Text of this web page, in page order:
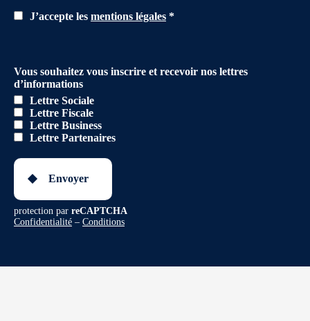
J’accepte les mentions légales *
Vous souhaitez vous inscrire et recevoir nos lettres
d’informations
Lettre Sociale
Lettre Fiscale
Lettre Business
Lettre Partenaires
Envoyer
protection par reCAPTCHA
Confidentialité – Conditions